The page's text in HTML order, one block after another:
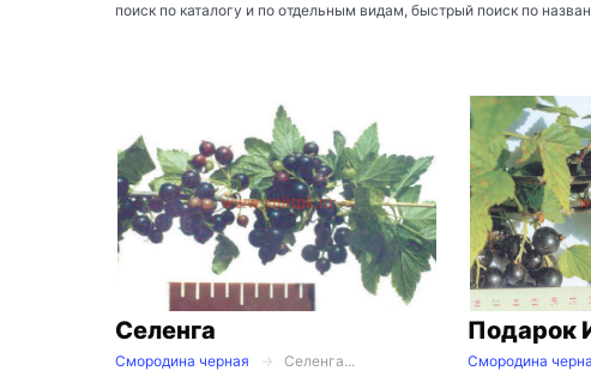
поиск по каталогу и по отдельным видам, быстрый поиск по
Селенга
Смородина черная
Селенга...
Подарок
Смородина